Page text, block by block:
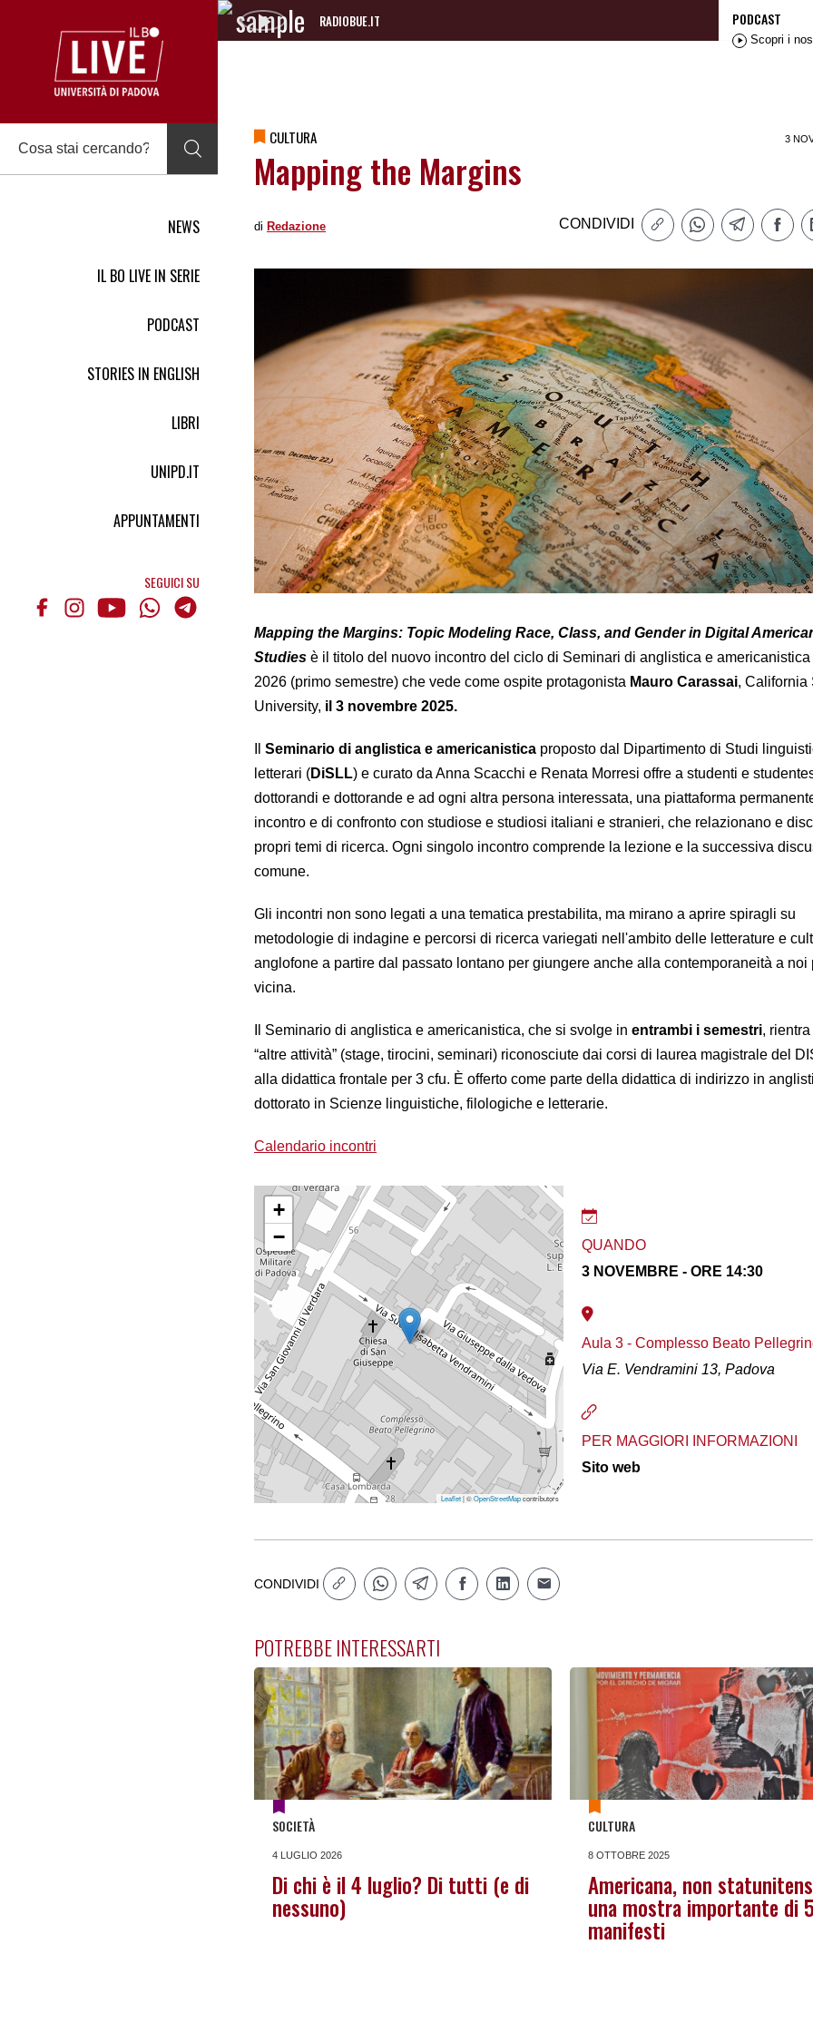
NEWS
IL BO LIVE IN SERIE
PODCAST
STORIES IN ENGLISH
LIBRI
UNIPD.IT
APPUNTAMENTI
SEGUICI SU
RADIOBUE.IT
Audio
PODCAST
Scopri i
CULTURA 3
Mapping the Margins
di Redazione CONDIVIDI
Mapping the Margins: Topic Modeling Race, Class, and Gender in Digital
Studies è il titolo del nuovo incontro del ciclo di Seminari di anglistica e americanistica
2026 (primo semestre) che vede come ospite protagonista Mauro Carassai, California
University, il 3 novembre 2025.
Seminario di anglistica e americanistica proposto dal Dipartimento di Studi
letterari (DiSLL) e curato da Anna Scacchi e Renata Morresi offre a studenti e
dottorandi e dottorande e ad ogni altra persona interessata, una piattaforma
incontro e di confronto con studiose e studiosi italiani e stranieri, che relazionano e
propri temi di ricerca. Ogni singolo incontro comprende la lezione e la successiva
comune.
Gli incontri non sono legati a una tematica prestabilita, ma mirano a aprire spiragli su
metodologie di indagine e percorsi di ricerca variegati nell'ambito delle letterature e
anglofone a partire dal passato lontano per giungere anche alla contemporaneità a noi
vicina.
Il Seminario di anglistica e americanistica, che si svolge in entrambi i semestri,
“altre attività” (stage, tirocini, seminari) riconosciute dai corsi di laurea magistrale del
alla didattica frontale per 3 cfu. È offerto come parte della didattica di indirizzo in
dottorato in Scienze linguistiche, filologiche e letterarie.
Calendario incontri
+
−
Leaflet| ©OpenStreetMapcontributors
QUANDO
3 NOVEMBRE - ORE 14:30
Aula 3 - Complesso Beato
Via E. Vendramini 13, Padova
PER MAGGIORI INFORMAZIONI
Sito web
CONDIVIDI
POTREBBE INTERESSARTI
SOCIETÀ
4 LUGLIO 2026
Di chi è il 4 luglio? Di tutti (e di
nessuno)
CULTURA
8 OTTOBRE 2025
Americana, non
una mostra importante di
manifesti